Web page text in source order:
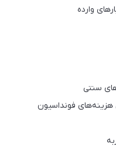
وارده
سنتی
فونداسیون